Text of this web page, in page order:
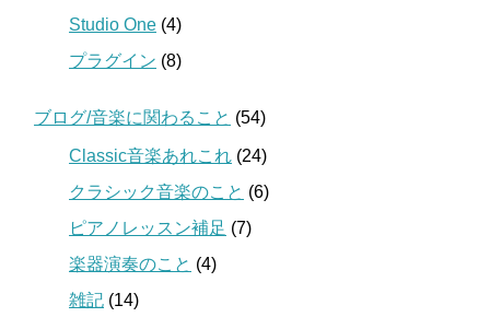
Studio One (4)
プラグイン (8)
ブログ/音楽に関わること (54)
Classic音楽あれこれ (24)
クラシック音楽のこと (6)
ピアノレッスン補足 (7)
楽器演奏のこと (4)
雑記 (14)